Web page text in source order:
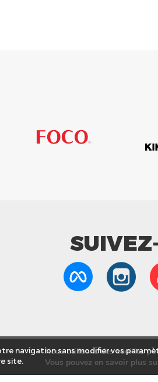
Nos
navigation sans modifier vos
site.
Nous utilisons des cookies
Vous pouvez en savoir plus